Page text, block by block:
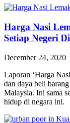
Harga Nasi
Setiap Negeri
December 24, 2020
Laporan ‘Harga
dan daya beli
Malaysia. Ini sama
hidup di negara ini.